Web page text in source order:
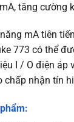
tăng cường
mA tiên
773 có thể
I / O điện áp
chấp nhận tín